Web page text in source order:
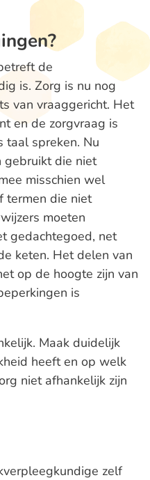
de
is. Zorg is nu nog
van vraaggericht. Het
en de zorgvraag is
taal spreken. Nu
gebruikt die niet
misschien wel
termen die niet
moeten
gedachtegoed, net
keten. Het delen van
op de hoogte zijn van
is
Maak duidelijk
heeft en op welk
niet afhankelijk zijn
zelf